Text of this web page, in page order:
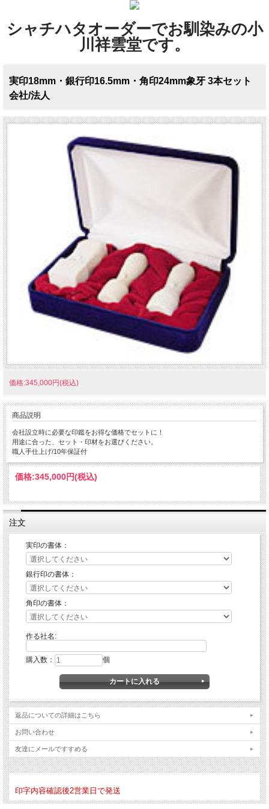
シャチハタオーダーでお馴染みの小
川祥雲堂です。
実印18mm・銀行印16.5mm・角印24mm象牙 3本セット
会社/法人
価格:345,000円(税込)
商品説明
会社設立時に必要な印鑑をお得な価格でセットに！
用途に合った、セット・印材をお選びください。
職人手仕上げ/10年保証付
価格:345,000円(税込)
注文
実印の書体：
銀行印の書体：
角印の書体：
作る社名:
購入数： 個
返品についての詳細はこちら
お問い合わせ
友達にメールですすめる
印字内容確認後2営業日で発送